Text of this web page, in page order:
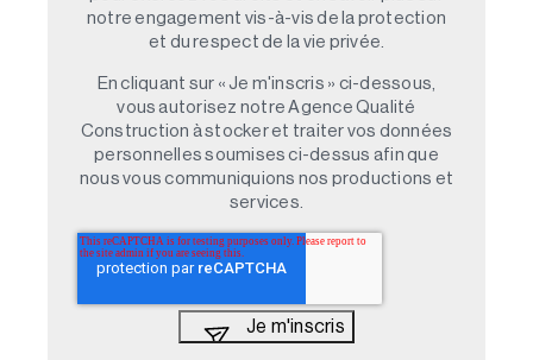
notre engagement vis-à-vis de la protection
et du respect de la vie privée.
En cliquant sur « Je m'inscris » ci-dessous,
vous autorisez notre Agence Qualité
Construction à stocker et traiter vos données
personnelles soumises ci-dessus afin que
nous vous communiquions nos productions et
services.